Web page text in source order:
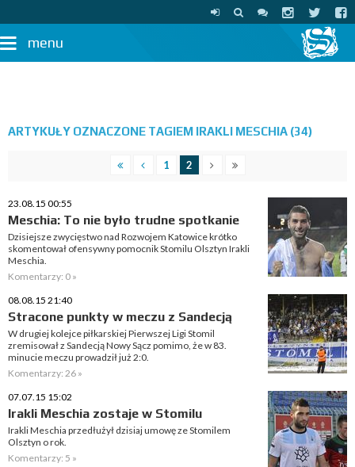
menu
ARTYKUŁY OZNACZONE TAGIEM IRAKLI MESCHIA (34)
1 2
23.08.15 00:55
Meschia: To nie było trudne spotkanie
Dzisiejsze zwycięstwo nad Rozwojem Katowice krótko
skomentował ofensywny pomocnik Stomilu Olsztyn Irakli
Meschia.
Komentarzy: 0 »
08.08.15 21:40
Stracone punkty w meczu z Sandecją
W drugiej kolejce piłkarskiej Pierwszej Ligi Stomil
zremisował z Sandecją Nowy Sącz pomimo, że w 83.
minucie meczu prowadził już 2:0.
Komentarzy: 26 »
07.07.15 15:02
Irakli Meschia zostaje w Stomilu
Irakli Meschia przedłużył dzisiaj umowę ze Stomilem
Olsztyn o rok.
Komentarzy: 5 »